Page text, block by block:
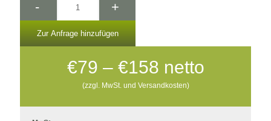
- +
Zur Anfrage hinzufügen
€79 – €158Preisspanne:
€79
bis
netto
(zzgl. MwSt. und Versandkosten)